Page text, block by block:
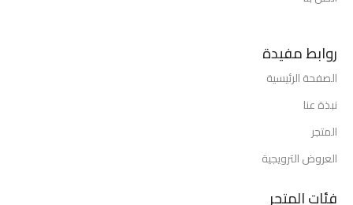
روابط مفيدة
الصفحة الرئيسية
نبذة عنا
المتجر
العروض الترويجية
فئات المتجر